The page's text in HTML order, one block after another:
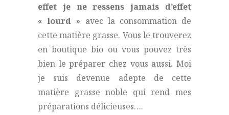
effet je ne ressens jamais d’effet
« lourd » avec la consommation de
cette matière grasse. Vous le trouverez
en boutique bio ou vous pouvez très
bien le préparer chez vous aussi. Moi
je suis devenue adepte de cette
matière grasse noble qui rend mes
préparations délicieuses….